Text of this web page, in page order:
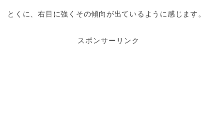
とくに、右目に強くその傾向が出ているように感じます。
スポンサーリンク